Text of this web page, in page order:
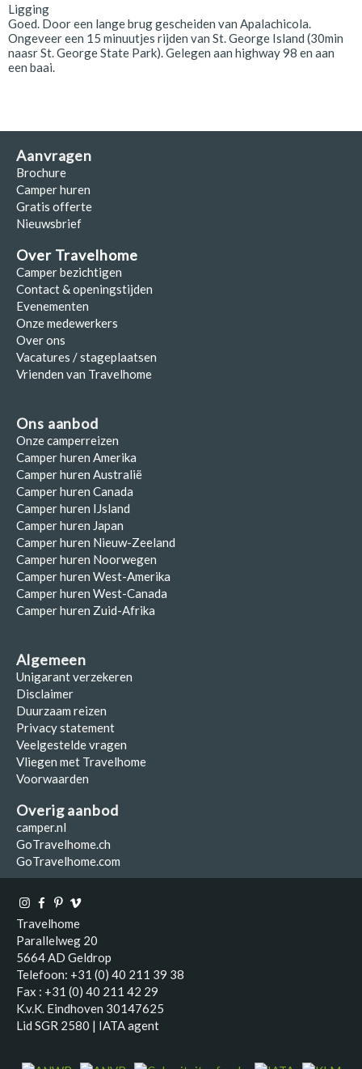
Ligging
Goed. Door een lange brug gescheiden van Apalachicola.
Ongeveer een 15 minuutjes rijden van St. George Island (30min
naasr St. George State Park). Gelegen aan highway 98 en aan
een baai.
Aanvragen
Brochure
Camper huren
Gratis offerte
Nieuwsbrief
Over Travelhome
Camper bezichtigen
Contact & openingstijden
Evenementen
Onze medewerkers
Over ons
Vacatures / stageplaatsen
Vrienden van Travelhome
Ons aanbod
Onze camperreizen
Camper huren Amerika
Camper huren Australië
Camper huren Canada
Camper huren IJsland
Camper huren Japan
Camper huren Nieuw-Zeeland
Camper huren Noorwegen
Camper huren West-Amerika
Camper huren West-Canada
Camper huren Zuid-Afrika
Algemeen
Unigarant verzekeren
Disclaimer
Duurzaam reizen
Privacy statement
Veelgestelde vragen
Vliegen met Travelhome
Voorwaarden
Overig aanbod
camper.nl
GoTravelhome.ch
GoTravelhome.com
Travelhome
Parallelweg 20
5664 AD Geldrop
Telefoon: +31 (0) 40 211 39 38
Fax : +31 (0) 40 211 42 29
K.v.K. Eindhoven 30147625
Lid SGR 2580 | IATA agent